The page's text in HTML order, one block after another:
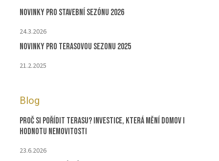
Novinky pro stavební sezónu 2026
24.3.2026
Novinky pro terasovou sezonu 2025
21.2.2025
Blog
Proč si pořídit terasu? Investice, která mění domov i
hodnotu nemovitosti
23.6.2026